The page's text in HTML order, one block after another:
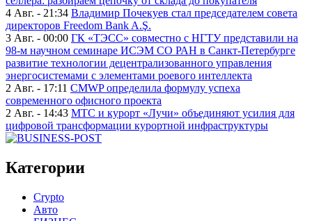
4 Авг. - 21:34 Владимир Почекуев стал председателем совета
директоров Freedom Bank A.Ş.
3 Авг. - 00:00 ГК «ТЭСС» совместно с НГТУ представили на
98-м научном семинаре ИСЭМ СО РАН в Санкт-Петербурге
развитие технологии децентрализованного управления
энергосистемами с элементами роевого интеллекта
2 Авг. - 17:11 CMWP определила формулу успеха
современного офисного проекта
2 Авг. - 14:43 МТС и курорт «Лучи» объединяют усилия для
цифровой трансформации курортной инфраструктуры
Категории
Crypto
Авто